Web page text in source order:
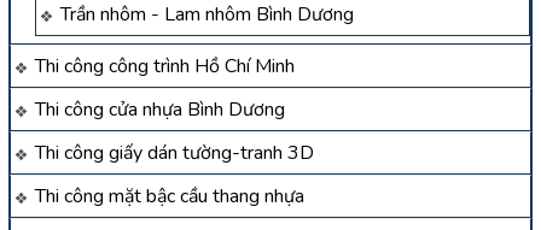
Trần nhôm - Lam nhôm Bình Dương
Thi công công trình Hồ Chí Minh
Thi công cửa nhựa Bình Dương
Thi công giấy dán tường-tranh 3D
Thi công mặt bậc cầu thang nhựa